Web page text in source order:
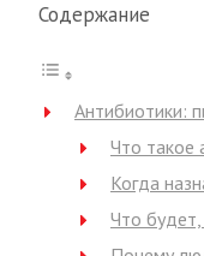
Содержание
Антибиотики:
Что такое
Когда
Что будет,